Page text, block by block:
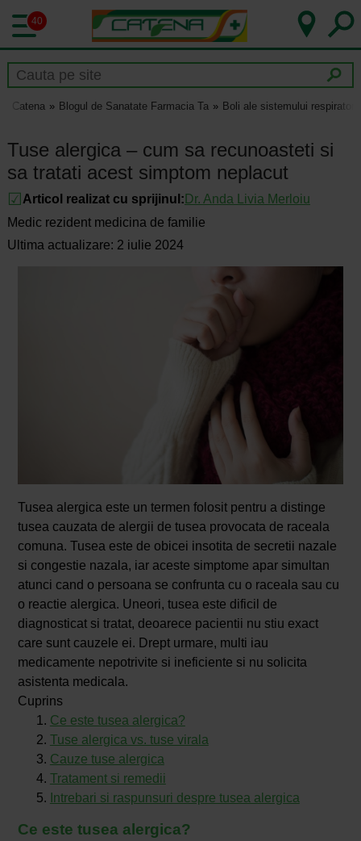
40
Catena Blogul de Sanatate Farmacia Ta Boli ale sistemului respirator
Tuse alergica – cum sa recunoasteti si
sa tratati acest simptom neplacut
Articol realizat cu sprijinul: Dr. Anda Livia Merloiu
Medic rezident medicina de familie
Ultima actualizare: 2 iulie 2024
Tusea alergica este un termen folosit pentru a distinge
tusea cauzata de alergii de tusea provocata de raceala
comuna. Tusea este de obicei insotita de secretii nazale
si congestie nazala, iar aceste simptome apar simultan
atunci cand o persoana se confrunta cu o raceala sau cu
o reactie alergica. Uneori, tusea este dificil de
diagnosticat si tratat, deoarece pacientii nu stiu exact
care sunt cauzele ei. Drept urmare, multi iau
medicamente nepotrivite si ineficiente si nu solicita
asistenta medicala.
Cuprins
Ce este tusea alergica?
Tuse alergica vs. tuse virala
Cauze tuse alergica
Tratament si remedii
Intrebari si raspunsuri despre tusea alergica
Ce este tusea alergica?